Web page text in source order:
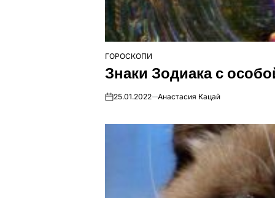
ОПУБЛІКУВАТИ
У
ГОРОСКОПИ
Знаки Зодиака с
on25.01.2022 Анастасия Кацай